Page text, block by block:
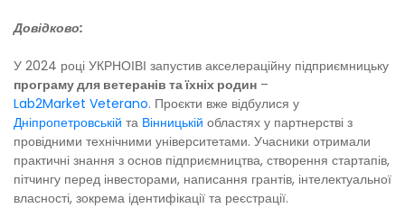
Довідково:
У 2024 році УКРНОІВІ запустив акселераційну підприємницьку
програму для ветеранів та їхніх родин –
Lab2Market Veterano. Проєкти вже відбулися у
Дніпропетровській та Вінницькій областях у партнерстві з
провідними технічними університетами. Учасники отримали
практичні знання з основ підприємництва, створення стартапів,
пітчингу перед інвесторами, написання грантів, інтелектуальної
власності, зокрема ідентифікації та реєстрації.